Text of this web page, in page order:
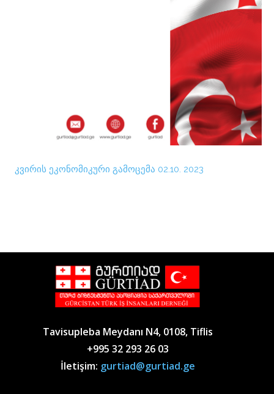
კვირის ეკონომიკური გამოცემა 02.10. 2023
Tavisupleba Meydanı N4, 0108, Tiflis
+995 32 293 26 03
İletişim: gurtiad@gurtiad.ge